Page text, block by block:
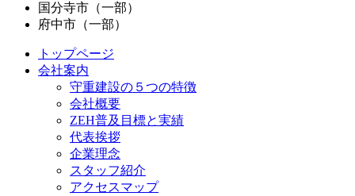
国分寺市（一部）
府中市（一部）
トップページ
会社案内
守重建設の５つの特徴
会社概要
ZEH普及目標と実績
代表挨拶
企業理念
スタッフ紹介
アクセスマップ